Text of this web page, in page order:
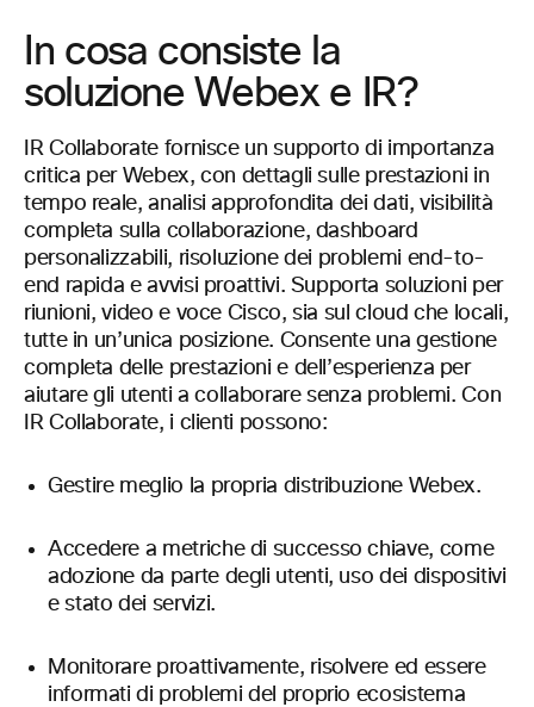
In cosa consistela
soluzione Webex e IR?
IR Collaborate fornisce un supporto di importanza
critica per Webex, con dettagli sulle prestazioni in
tempo reale, analisi approfondita dei dati, visibilità
completa sulla collaborazione, dashboard
personalizzabili, risoluzione dei problemi end-to-
end rapida e avvisi proattivi. Supporta soluzioni per
riunioni, video e voce Cisco, sia sul cloud che locali,
tutte in un’unica posizione. Consente una gestione
completa delle prestazioni e dell’esperienza per
aiutare gli utenti a collaborare senza problemi. Con
IR Collaborate, i clienti possono:
Gestire meglio la propria distribuzione Webex.
Accedere a metriche di successo chiave, come
adozione da parte degli utenti, uso dei dispositivi
e stato dei servizi.
Monitorare proattivamente, risolvere ed essere
informati di problemi del proprio ecosistema